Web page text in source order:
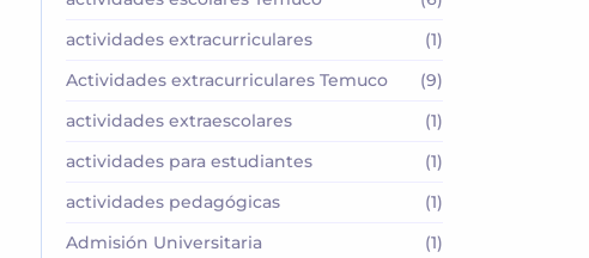
actividades extracurriculares
(1)
Actividades extracurriculares Temuco
(9)
actividades extraescolares
(1)
actividades para estudiantes
(1)
actividades pedagógicas
(1)
Admisión Universitaria
(1)